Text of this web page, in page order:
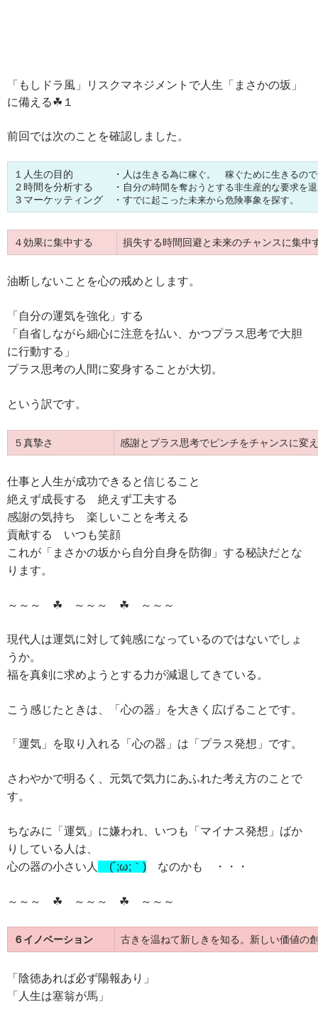
「もしドラ風」リスクマネジメントで人生「まさかの坂」
に備える☘１
前回では次のことを確認しました。
１人生の目的 ・人 は生きる為に稼ぐ。 稼ぐために生きるの
２時間を分析する ・自分の時間を奪おうとする非生産的な要求を
３マーケッティング ・すでに起こった未来から危険事象を探す。
４効果に集中する 損失する時間回避と未来のチャンスに集中
油断しないことを心の戒めとします。
「自分の運気を強化」する
「自省しながら細心に注意を払い、かつプラス思考で大胆
に行動する」
プラス思考の人間に変身することが大切。
という訳です。
５真摯さ 感謝とプラス思考でピンチをチャンスに変
仕事と人生が成功できると信じること
絶えず成長する 絶えず工夫する
感謝の気持ち 楽しいことを考える
貢献する いつも笑顔
これが「まさかの坂から自分自身を防御」する秘訣だとな
ります。
～～～ ☘ ～～～ ☘ ～～～
現代人は運気に対して鈍感になっているのではないでしょ
うか。
福を真剣に求めようとする力が減退してきている。
こう感じたときは、「心の器」を大きく広げることです。
「運気」を取り入れる「心の器」は「プラス発想」です。
さわやかで明るく、元気で気力にあふれた考え方のことで
す。
ちなみに「運気」に嫌われ、いつも「マイナス発想」ばか
りしている人は、
心の器の小さい人
(´;ω;｀) なのかも ・・・
～～～ ☘ ～～～ ☘ ～～～
６イノベーション 古きを温ねて新しきを知る。新しい価値の
「陰徳あれば必ず陽報あり」
「人生は塞翁が馬」